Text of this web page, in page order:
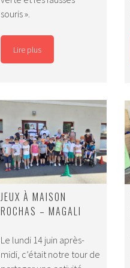
souris ».
Lire plus
JEUX À MAISON
ROCHAS – MAGALI
Le lundi 14 juin après-
midi, c’était notre tour de